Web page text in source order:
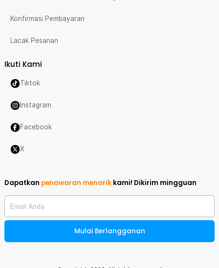
Konfirmasi Pembayaran
Lacak Pesanan
Ikuti Kami
Tiktok
Instagram
Facebook
X
Dapatkan penawaran menarik kami! Dikirim mingguan
Email Anda
Mulai Berlangganan